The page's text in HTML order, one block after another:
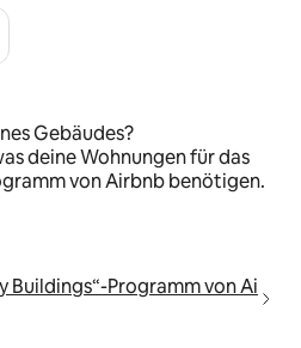
Gebäudes?
deine Wohnungen für das
von Airbnb benötigen.
Buildings“-Programm von Ai